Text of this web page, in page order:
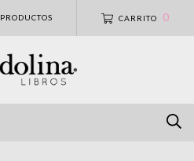
PRODUCTOS CARRITO 0